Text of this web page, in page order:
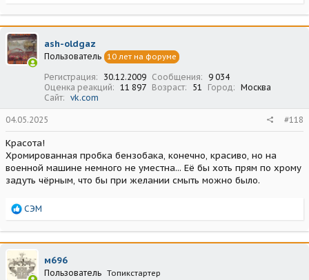
а
к
ц
и
и
:
ash-oldgaz
Пользователь 10 лет на форуме
Регистрация 30.12.2009 Сообщения
9 034
Оценка реакций
11 897 Возраст 51 Город
Москва
Сайт
vk.com
04.05.2025 #118
Красота!
Хромированная пробка бензобака, конечно, красиво, но на
военной машине немного не уместна... Её бы хоть прям по хрому
задуть чёрным, что бы при желании смыть можно было.
Р
а
к
ц
и
и
СЭМ
м696
Пользователь Топикстартер